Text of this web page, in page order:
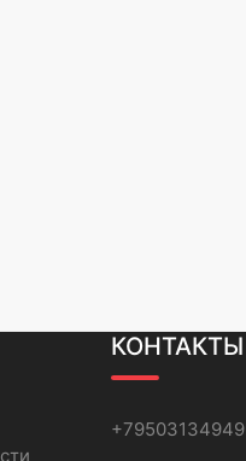
КОНТАКТЫ
+79503134949